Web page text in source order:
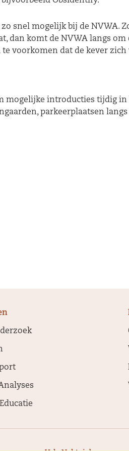
snel mogelijk bij de NVWA.
dan komt de NVWA langs
voorkomen dat de kever
introducties tijdig in
parkeerplaatsen